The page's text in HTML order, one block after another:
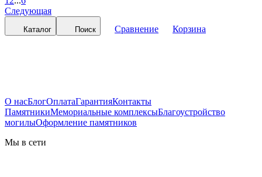
Следующая
Каталог Поиск Сравнение Корзина
О насБлогОплатаГарантияКонтакты
ПамятникиМемориальные комплексыБлагоустройство
могилыОформление памятников
Мы в сети